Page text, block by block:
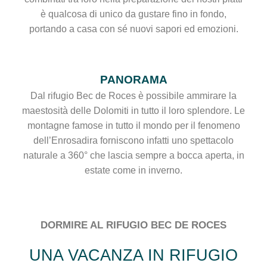
è qualcosa di unico da gustare fino in fondo,
portando a casa con sé nuovi sapori ed emozioni.
PANORAMA
Dal rifugio Bec de Roces è possibile ammirare la
maestosità delle Dolomiti in tutto il loro splendore. Le
montagne famose in tutto il mondo per il fenomeno
dell’Enrosadira forniscono infatti uno spettacolo
naturale a 360° che lascia sempre a bocca aperta, in
estate come in inverno.
DORMIRE AL RIFUGIO BEC DE ROCES
UNA VACANZA IN RIFUGIO